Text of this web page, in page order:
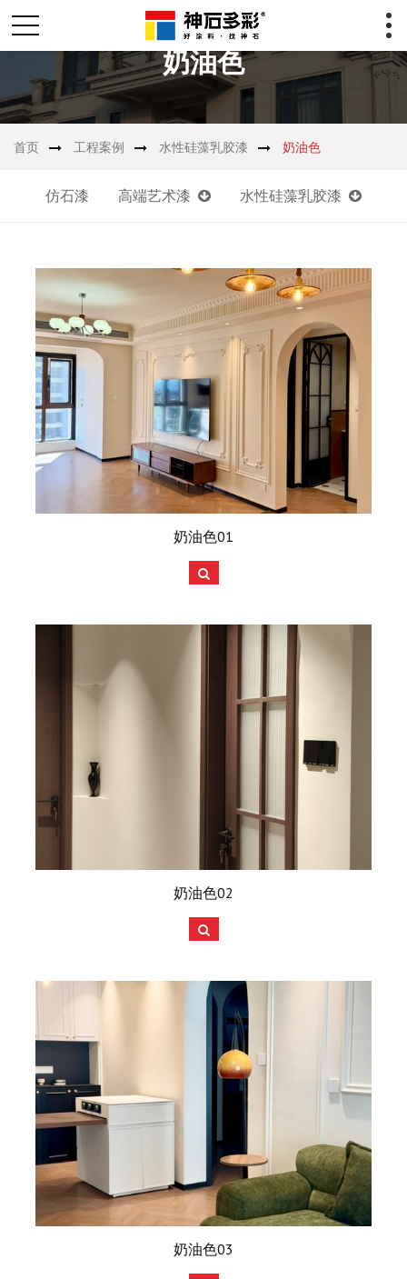
奶油色
首页 工程案例 水性硅藻乳胶漆 奶油色
仿石漆 高端艺术漆 水性硅藻乳胶漆
奶油色01
奶油色02
奶油色03